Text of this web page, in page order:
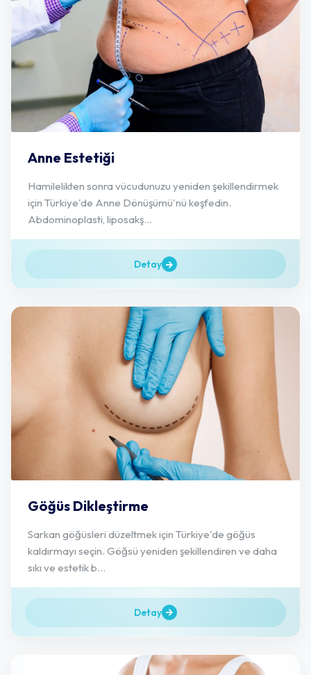
Anne Estetiği
Hamilelikten sonra vücudunuzu yeniden şekillendirmek
için Türkiye'de Anne Dönüşümü'nü keşfedin.
Abdominoplasti, liposakş...
Detay
Göğüs Dikleştirme
Sarkan göğüsleri düzeltmek için Türkiye'de göğüs
kaldırmayı seçin. Göğsü yeniden şekillendiren ve daha
sıkı ve estetik b...
Detay